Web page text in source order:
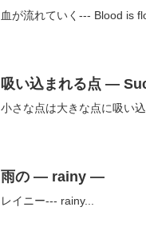
血が流れていく--- Blood is
吸い込まれる点 —
小さな点は大きな点に吸い
雨の — rainy —
レイニー--- rainy...